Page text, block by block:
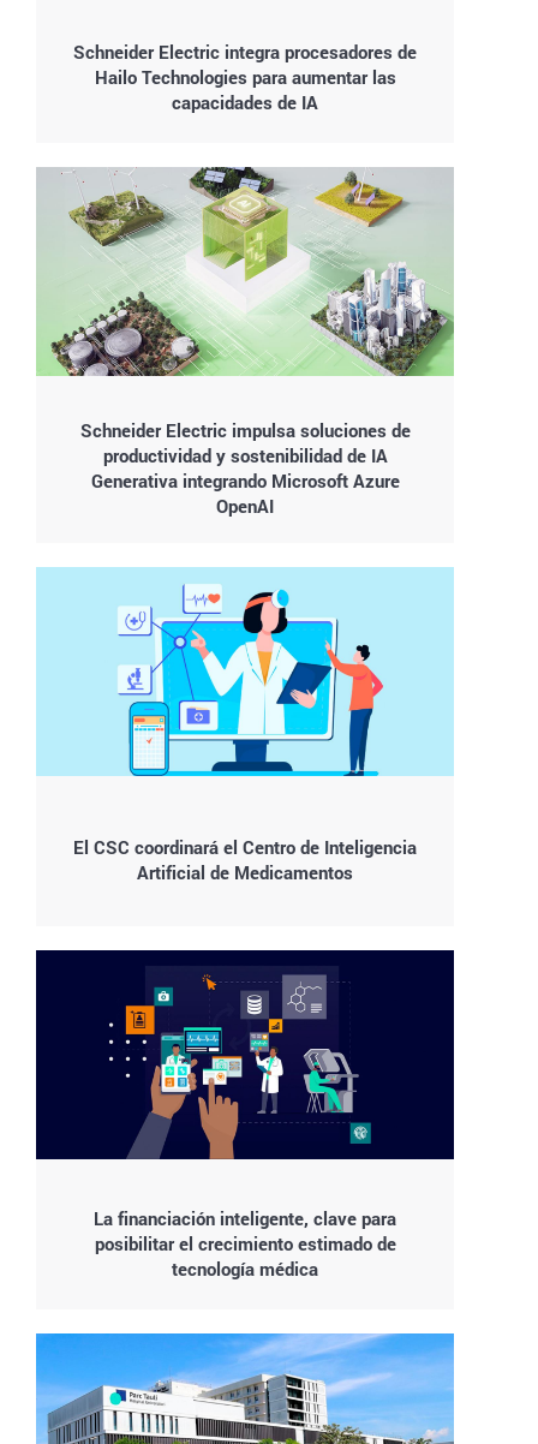
Schneider Electric integra procesadores de
Hailo Technologies para aumentar las
capacidades de IA
Schneider Electric impulsa soluciones de
productividad y sostenibilidad de IA
Generativa integrando Microsoft Azure
OpenAI
El CSC coordinará el Centro de Inteligencia
Artificial de Medicamentos
La financiación inteligente, clave para
posibilitar el crecimiento estimado de
tecnología médica